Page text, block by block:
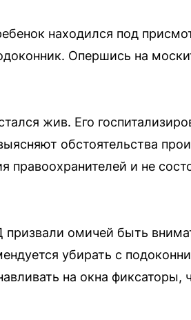
находился под
Опершись на
жив. Его
обстоятельства
правоохранителей и не
омичей быть
убирать с
на окна